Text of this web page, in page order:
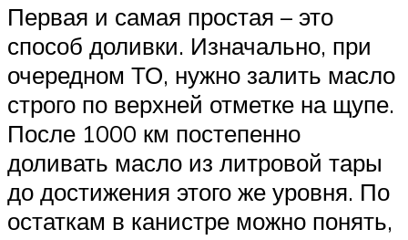
Первая и самая простая – это
способ доливки. Изначально, при
очередном ТО, нужно залить масло
строго по верхней отметке на щупе.
После 1000 км постепенно
доливать масло из литровой тары
до достижения этого же уровня. По
остаткам в канистре можно понять,